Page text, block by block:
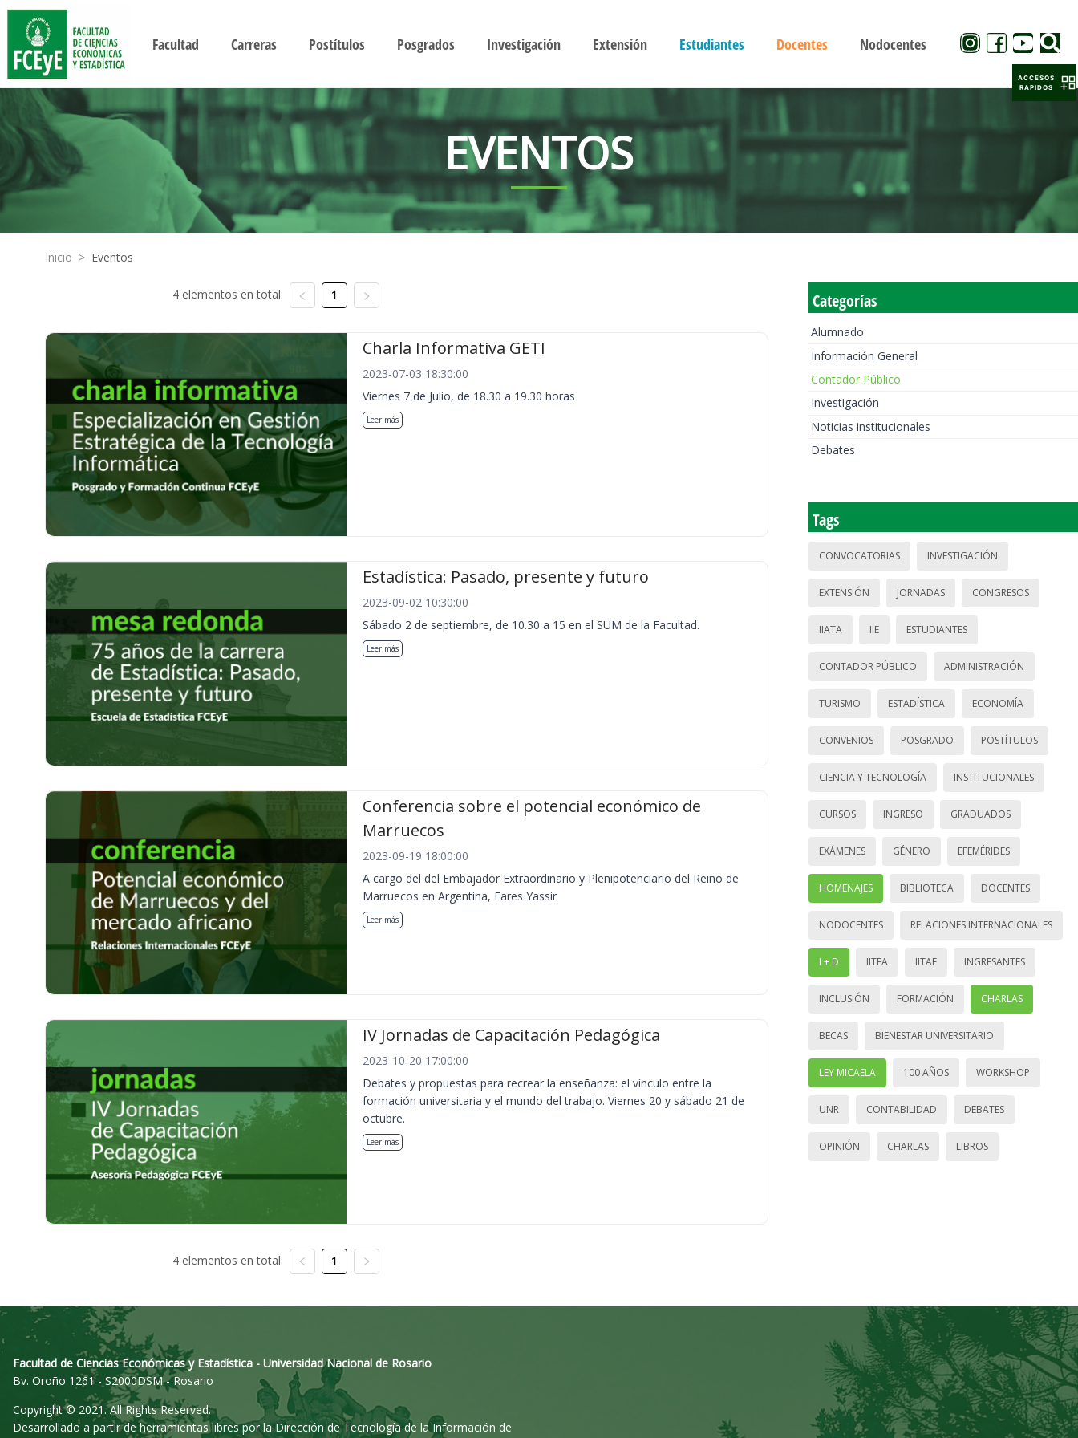
Facultad Carreras Postítulos Posgrados Investigación Extensión Estudiantes Docentes Nodocentes
EVENTOS
Inicio > Eventos
4 elementos en total: 1
Charla Informativa GETI
2023-07-03 18:30:00
Viernes 7 de Julio, de 18.30 a 19.30 horas
Leer más
Estadística: Pasado, presente y futuro
2023-09-02 10:30:00
Sábado 2 de septiembre, de 10.30 a 15 en el SUM de la Facultad.
Leer más
Conferencia sobre el potencial económico de
Marruecos
2023-09-19 18:00:00
A cargo del del Embajador Extraordinario y Plenipotenciario del Reino de
Marruecos en Argentina, Fares Yassir
Leer más
IV Jornadas de Capacitación Pedagógica
2023-10-20 17:00:00
Debates y propuestas para recrear la enseñanza: el vínculo entre la
formación universitaria y el mundo del trabajo. Viernes 20 y sábado 21 de
octubre.
Leer más
4 elementos en total: 1
Categorías
Alumnado
Información General
Contador Público
Investigación
Noticias institucionales
Debates
Tags
CONVOCATORIAS INVESTIGACIÓN
EXTENSIÓN JORNADAS CONGRESOS
IIATA IIE ESTUDIANTES
CONTADOR PÚBLICO ADMINISTRACIÓN
TURISMO ESTADÍSTICA ECONOMÍA
CONVENIOS POSGRADO POSTÍTULOS
CIENCIA Y TECNOLOGÍA INSTITUCIONALES
CURSOS INGRESO GRADUADOS
EXÁMENES GÉNERO EFEMÉRIDES
HOMENAJES BIBLIOTECA DOCENTES
NODOCENTES RELACIONES INTERNACIONALES
I + D IITEA IITAE INGRESANTES
INCLUSIÓN FORMACIÓN CHARLAS
BECAS BIENESTAR UNIVERSITARIO
LEY MICAELA 100 AÑOS WORKSHOP
UNR CONTABILIDAD DEBATES
OPINIÓN CHARLAS LIBROS
Facultad de Ciencias Económicas y Estadística - Universidad Nacional de Rosario
Bv. Oroño 1261 - S2000DSM - Rosario
Copyright © 2021. All Rights Reserved.
Desarrollado a partir de herramientas libres por la Dirección de Tecnología de la Información de
ACCESOS
RAPIDOS